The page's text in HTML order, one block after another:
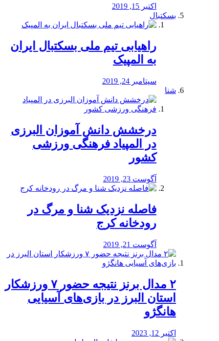
اکتبر 15, 2019
بسکتبال
راهیابی تیم ملی بسکتبال ایران
به المپیک
سپتامبر 24, 2019
شنا
درخشش دانش آموزان البرزی
در المپیاد فرهنگی ورزشی
کشور
آگوست 23, 2019
️فاصله نزدیک شنا و مرگ در
رودخانه کرج
آگوست 21, 2019
۲ مدال برنز نتیجه حضور ۷ ورزشکار
استان البرز در بازی‌های آسیایی
هانگژو
اکتبر 12, 2023